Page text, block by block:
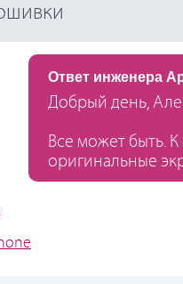
Ответ инженера
Добрый день,
Все может быть.
оригинальные